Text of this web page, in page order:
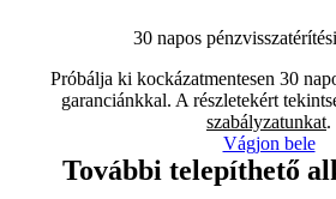
30 napos
Próbálja ki kockázatmentesen 30
garanciánkkal. A részletekért
szabályzatunkat.
Vágjon bele
További telepíthető